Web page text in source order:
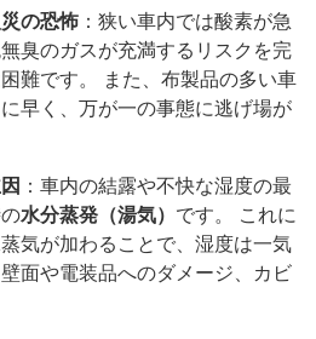
の恐怖 ：狭い車内では酸素が急
臭のガスが充満するリスクを完
難です。 また、布製品の多い車
早く、万が一の事態に逃げ場が
：車内の結露や不快な湿度の最
水分蒸発（湯気） です。 これに
気が加わることで、湿度は一気
面や電装品へのダメージ、カビ